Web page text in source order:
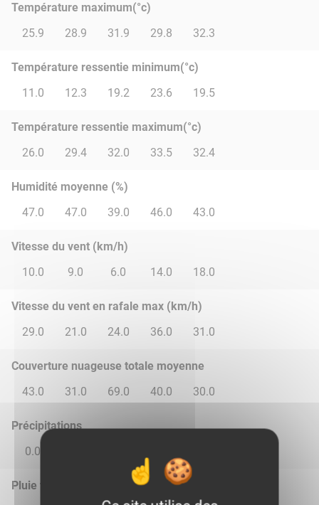
Température maximum(°c)
25.9
28.9 31.9 29.8 32.3
Température ressentie minimum(°c)
11.0
12.3 19.2 23.6 19.5
Température ressentie maximum(°c)
26.0
29.4 32.0 33.5 32.4
Humidité moyenne (%)
47.0
47.0 39.0 46.0 43.0
Vitesse du vent (km/h)
10.0
9.0 6.0 14.0 18.0
Vitesse du vent en rafale max (km/h)
29.0
21.0 24.0 36.0 31.0
Couverture nuageuse totale moyenne
43.0
31.0 69.0 40.0 30.0
Précipitations
0.0
Pluie total